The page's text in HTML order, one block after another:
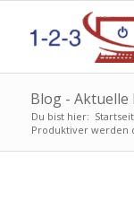
Blog -
Du bist hier:
Produktiver werden